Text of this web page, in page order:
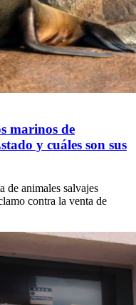
marinos de
y cuáles son sus
de animales salvajes
contra la venta de